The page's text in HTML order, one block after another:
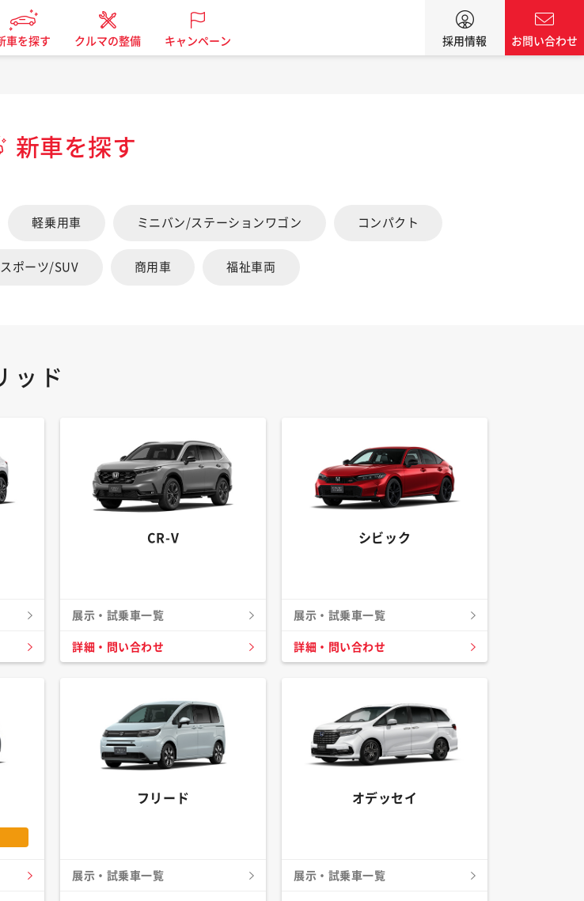
車を探す クルマの整備 キャンペーン 採用情報 お問い合わせ
新車を探す
軽乗用車 ミニバン/ステーションワゴン コンパクト
スポーツ/SUV 商用車 福祉車両
ッド
CR-V
展示・試乗車一覧
詳細・問い合わせ
シビック
展示・試乗車一覧
詳細・問い合わせ
フリード
展示・試乗車一覧
オデッセイ
展示・試乗車一覧